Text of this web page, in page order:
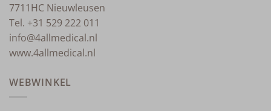
7711HC Nieuwleusen
Tel. +31 529 222 011
info@4allmedical.nl
www.4allmedical.nl
WEBWINKEL